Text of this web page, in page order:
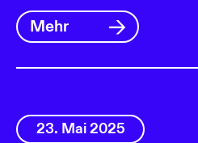
Mehr
23. Mai 2025